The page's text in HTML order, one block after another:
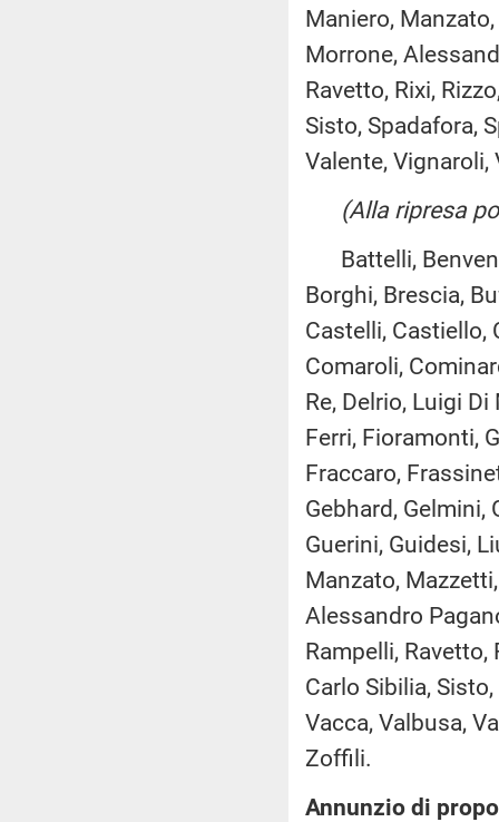
Maniero,
Morrone,
Ravetto, Rixi,
Sisto, Spadafora,
Valente,
(Alla ripresa
Battelli,
Borghi, Brescia,
Castelli, Castiello,
Comaroli,
Re, Delrio, Luigi
Ferri, Fioramonti,
Fraccaro,
Gebhard, Gelmini,
Guerini, Guidesi,
Manzato,
Alessandro
Rampelli, Ravetto,
Carlo Sibilia,
Vacca, Valbusa,
Zoffili.
Annunzio di